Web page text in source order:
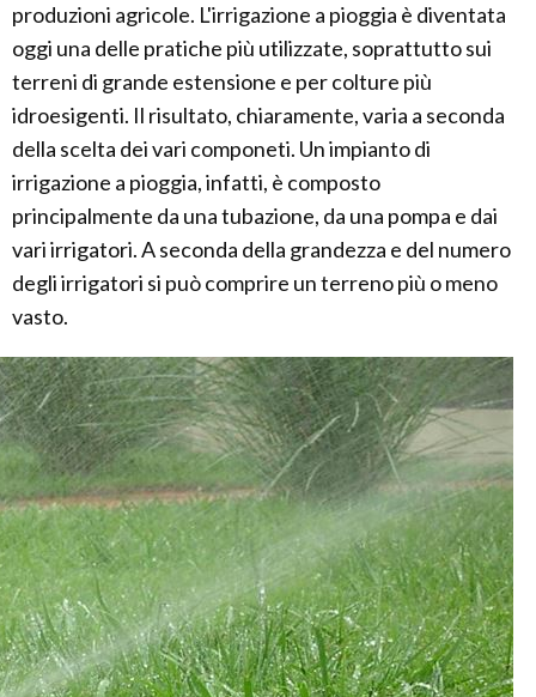
produzioni agricole. L'irrigazione a pioggia è diventata
oggi una delle pratiche più utilizzate, soprattutto sui
terreni di grande estensione e per colture più
idroesigenti. Il risultato, chiaramente, varia a seconda
della scelta dei vari componeti. Un impianto di
irrigazione a pioggia, infatti, è composto
principalmente da una tubazione, da una pompa e dai
vari irrigatori. A seconda della grandezza e del numero
degli irrigatori si può comprire un terreno più o meno
vasto.